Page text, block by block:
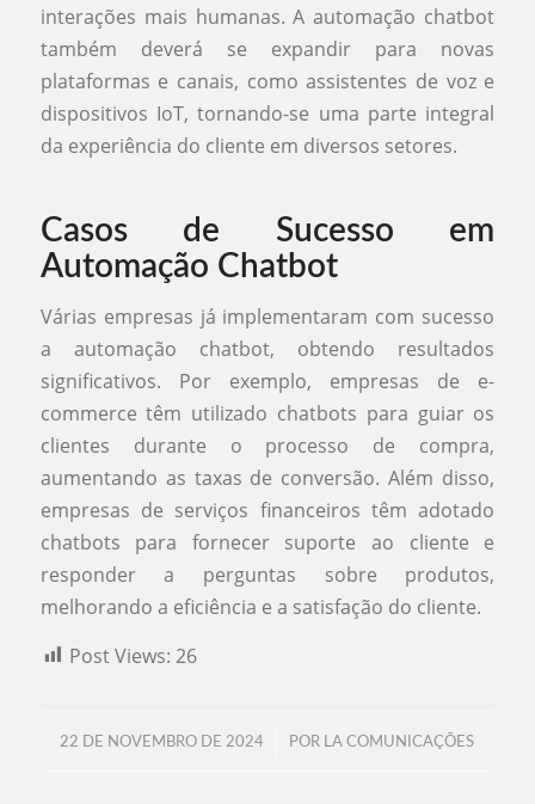
interações mais humanas. A automação chatbot
também deverá se expandir para novas
plataformas e canais, como assistentes de voz e
dispositivos IoT, tornando-se uma parte integral
da experiência do cliente em diversos setores.
Casos de Sucesso em
Automação Chatbot
Várias empresas já implementaram com sucesso
a automação chatbot, obtendo resultados
significativos. Por exemplo, empresas de e-
commerce têm utilizado chatbots para guiar os
clientes durante o processo de compra,
aumentando as taxas de conversão. Além disso,
empresas de serviços financeiros têm adotado
chatbots para fornecer suporte ao cliente e
responder a perguntas sobre produtos,
melhorando a eficiência e a satisfação do cliente.
Post Views: 26
22 DE NOVEMBRO DE 2024
/ POR LA COMUNICAÇÕES